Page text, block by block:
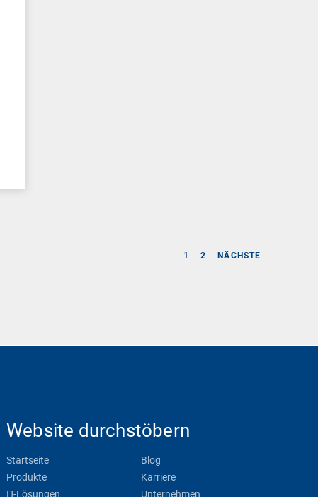
1 2 NÄCHSTE
Website durchstöbern
Startseite
Produkte
IT-Lösungen
Blog
Karriere
Unternehmen